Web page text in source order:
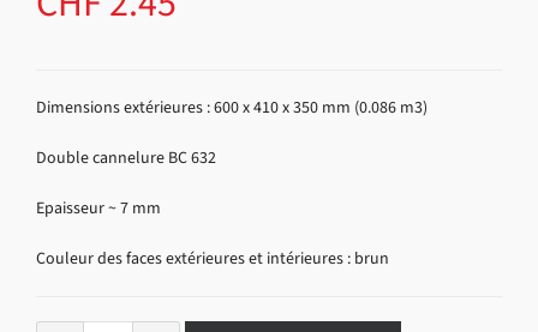
Dimensions extérieures : 600 x 410 x 350 mm (0.086 m3)
Double cannelure BC 632
Epaisseur ~ 7 mm
Couleur des faces extérieures et intérieures : brun